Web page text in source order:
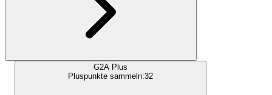
G2A Plus
Pluspunkte sammeln:32